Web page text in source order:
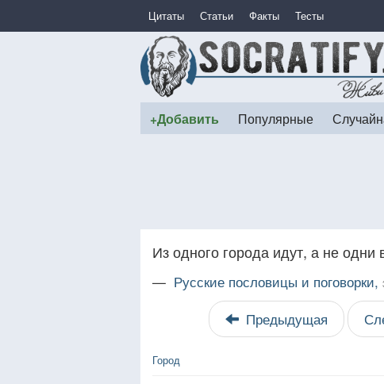
Цитаты Статьи Факты Тесты
+Добавить Популярные
Из одного города идут, а не одни
— Русские пословицы и поговорки,
Предыдущая
Город